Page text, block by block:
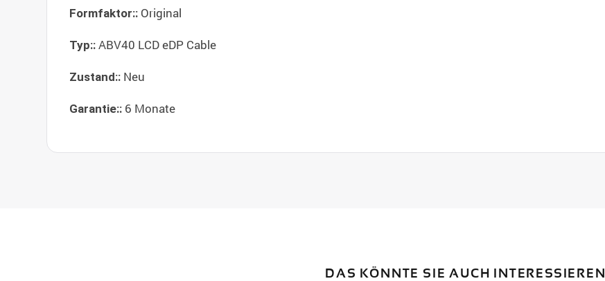
Formfaktor:: Original
Typ:: ABV40 LCD eDP Cable
Zustand:: Neu
Garantie:: 6 Monate
DAS KÖNNTE SIE AUCH INTERESSIEREN